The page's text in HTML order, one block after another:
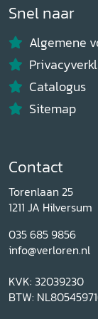
Snel naar
Algemene
Catalogus
Sitemap
Contact
Torenlaan 25
1211 JA Hilversum
035 685 9856
info@verloren.nl
KVK: 32039230
BTW: